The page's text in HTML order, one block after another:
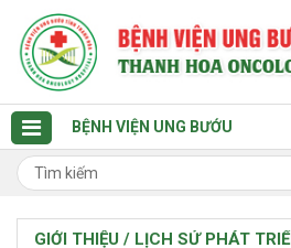
BỆNH VIỆN UNG BƯỚU
GIỚI THIỆU / LỊCH SỬ PHÁT